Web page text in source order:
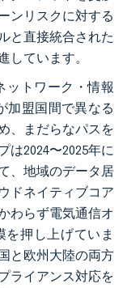
ンリスクに対する
と直接統合された
しています。
ットワーク・情報
加盟国間で異なる
、まだらなパスを
は2024〜2025年に
、地域のデータ居
ドネイティブコア
わらず電気通信オ
押し上げていま
と欧州大陸の両方
ライアンス対応を